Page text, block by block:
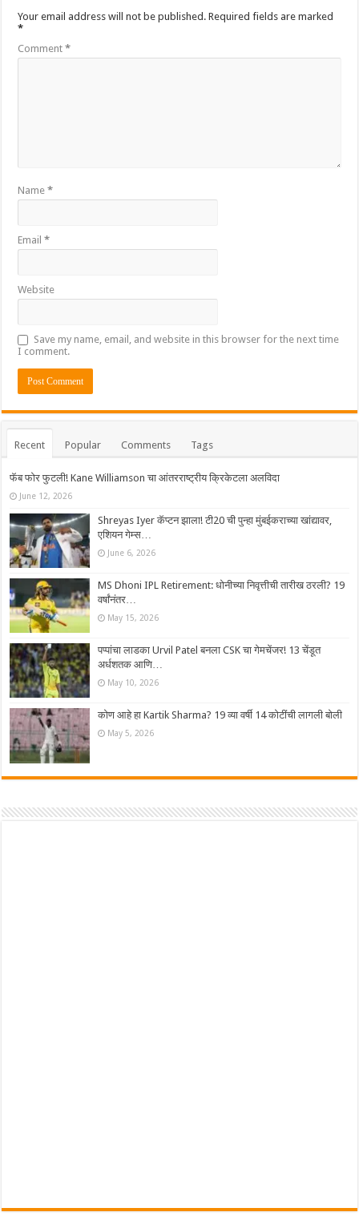
Your email address will not be published. Required fields are marked
*
Comment*
Name*
Email*
Website
Save my name, email, and website in this browser for the next time
I comment.
Recent Popular Comments Tags
फॅब फोर फुटली! Kane Williamson चा आंतरराष्ट्रीय क्रिकेटला अलविदा
June 12, 2026
Shreyas Iyer कॅप्टन झाला! टी20 ची पुन्हा मुंबईकराच्या खांद्यावर,
एशियन गेम्स…
June 6, 2026
MS Dhoni IPL Retirement: धोनीच्या निवृत्तीची तारीख ठरली? 19
वर्षांनंतर…
May 15, 2026
पप्पांचा लाडका Urvil Patel बनला CSK चा गेमचेंजर! 13 चेंडूत
अर्धशतक आणि…
May 10, 2026
कोण आहे हा Kartik Sharma? 19 व्या वर्षी 14 कोटींची लागली बोली
May 5, 2026